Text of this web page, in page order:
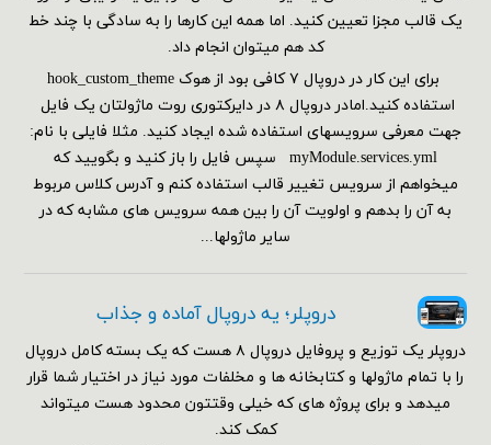
یک قالب مجزا تعیین کنید. اما همه این کارها را به سادگی با چند خط
کد هم می‎توان انجام داد.
برای این کار در دروپال ۷ کافی بود از هوک hook_custom_theme
استفاده کنید.امادر دروپال ۸ در دایرکتوری روت ماژولتان یک فایل
جهت معرفی سرویسهای استفاده شده ایجاد کنید. مثلا فایلی با نام:
myModule.services.yml سپس فایل را باز کنید و بگویید که
میخواهم از سرویس تغییر قالب استفاده کنم و آدرس کلاس مربوط
به آن را بدهم و اولویت آن را بین همه سرویس های مشابه که در
سایر ماژولها...
دروپلر؛ یه دروپال آماده و جذاب
دروپلر یک توزیع و پروفایل دروپال ۸ هست که یک بسته کامل دروپال
را با تمام ماژولها و کتابخانه ها و مخلفات مورد نیاز در اختیار شما قرار
میدهد و برای پروژه های که خیلی وقتتون محدود هست میتواند
کمک کند.